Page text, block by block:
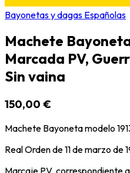
Bayonetas y dagas Españolas
Machete
Marcada PV,
Sin vaina
150,00 €
Machete Bayoneta modelo
Real Orden de 11 de marzo de